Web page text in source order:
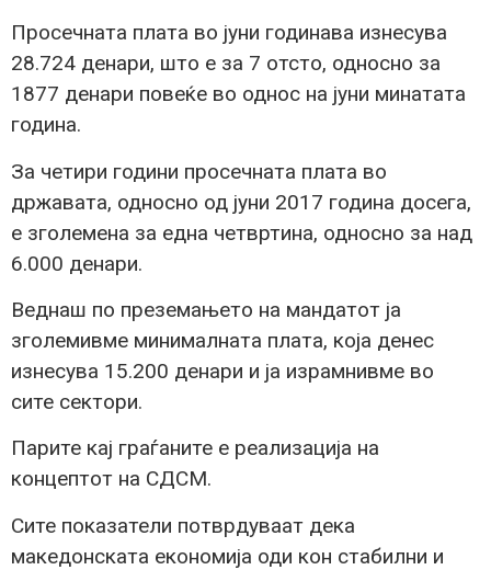
Просечната плата во јуни годинава изнесува
28.724 денари, што е за 7 отсто, односно за
1877 денари повеќе во однос на јуни минатата
година.
За четири години просечната плата во
државата, односно од јуни 2017 година досега,
е зголемена за една четвртина, односно за над
6.000 денари.
Веднаш по преземањето на мандатот ја
зголемивме минималната плата, која денес
изнесува 15.200 денари и ја израмнивме во
сите сектори.
Парите кај граѓаните е реализација на
концептот на СДСМ.
Сите показатели потврдуваат дека
македонската економија оди кон стабилни и